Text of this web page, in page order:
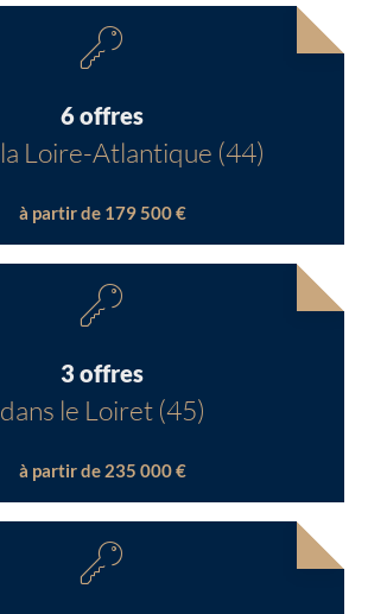
6 offres
Loire-Atlantique (44)
à partir de 179 500 €
3 offres
dans le Loiret (45)
à partir de 235 000 €